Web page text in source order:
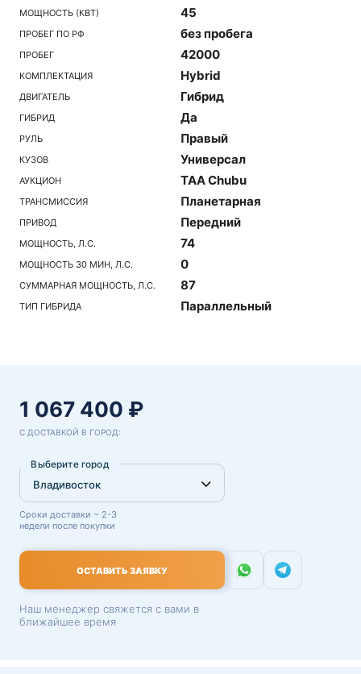
МОЩНОСТЬ (КВТ) 45
ПРОБЕГ ПО РФ без пробега
ПРОБЕГ 42000
КОМПЛЕКТАЦИЯ Hybrid
ДВИГАТЕЛЬ Гибрид
ГИБРИД Да
РУЛЬ Правый
КУЗОВ Универсал
АУКЦИОН TAA Chubu
ТРАНСМИССИЯ Планетарная
ПРИВОД Передний
МОЩНОСТЬ, Л.С. 74
МОЩНОСТЬ 30 МИН, Л.С. 0
СУММАРНАЯ МОЩНОСТЬ, Л.С. 87
ТИП ГИБРИДА Параллельный
1 067 400 ₽
С ДОСТАВКОЙ В ГОРОД:
Выберите город
Сроки доставки ~ 2-3
недели после покупки
ОСТАВИТЬ ЗАЯВКУ
Наш менеджер свяжется с вами в
ближайшее время